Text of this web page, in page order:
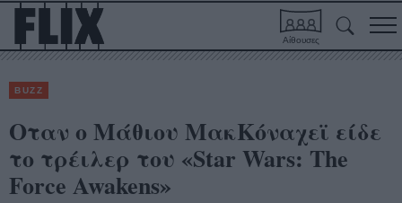
Αίθουσες
BUZZ
Οταν ο Μάθιου ΜακΚόναχεϊ είδε
το τρέιλερ του «Star Wars: The
Force Awakens»